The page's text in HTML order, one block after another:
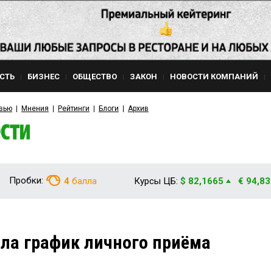
БИЗНЕС ОБЩЕСТВО ЗАКОН НОВОСТИ КОМПАНИЙ
Мнения Рейтинги Блоги Архив
Пробки: 4 балла Курсы ЦБ: $ 82,1665 €
график личного приёма